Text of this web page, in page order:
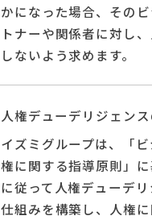
かになった場合、その
トナーや関係者に対し
しないよう求めます。
人権デューデリジェン
イズミグループは、「
権に関する指導原則」
に従って人権デューデ
仕組みを構築し、人権